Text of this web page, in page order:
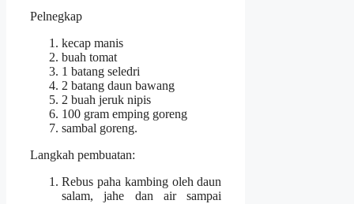
Pelnegkap
kecap manis
buah tomat
1 batang seledri
2 batang daun bawang
2 buah jeruk nipis
100 gram emping goreng
sambal goreng.
Langkah pembuatan:
Rebus paha kambing oleh daun
salam, jahe dan air sampai